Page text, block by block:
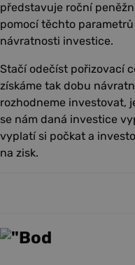
představuje roční
pomocí těchto
návratnosti investice.
Stačí odečíst pořizovací
získáme tak dobu
rozhodneme investovat,
se nám daná investice
vyplatí si počkat a
na zisk.